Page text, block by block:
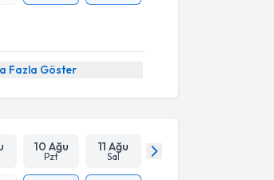
Fazla Göster
10 Ağu
Pzt
11 Ağu
Sal